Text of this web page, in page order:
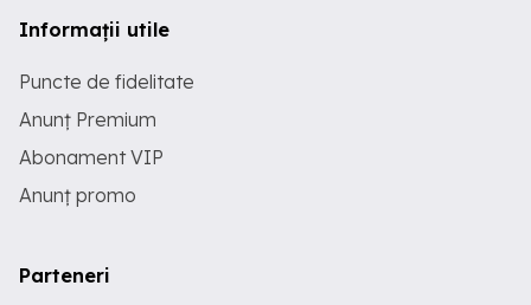
Informații utile
Puncte de fidelitate
Anunț Premium
Abonament VIP
Anunț promo
Parteneri